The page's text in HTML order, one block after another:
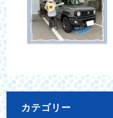
カテゴリー